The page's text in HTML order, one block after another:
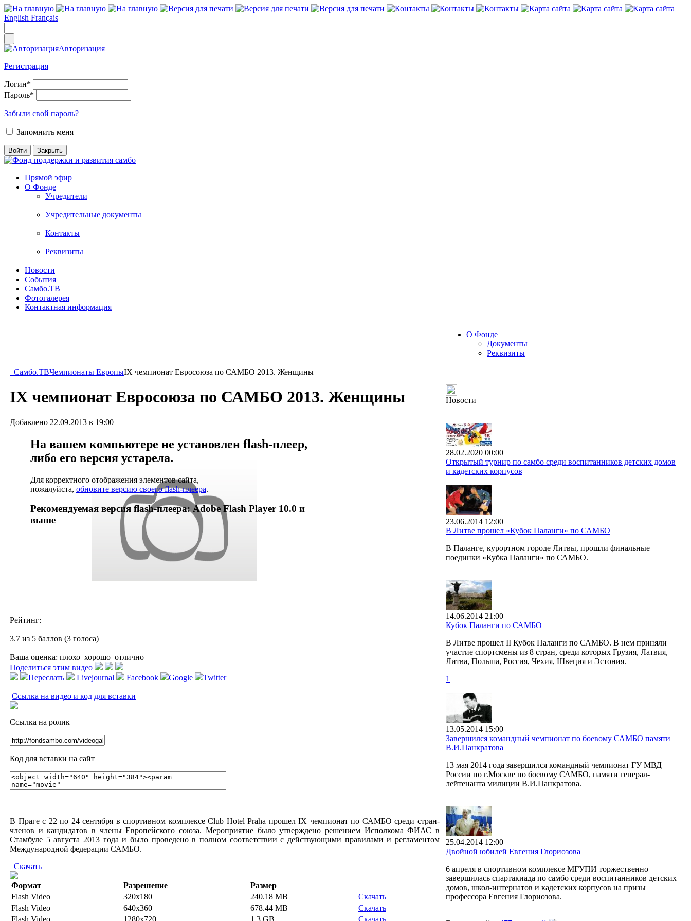
English Français
Авторизация
Регистрация
Логин*
Пароль*
Забыли свой пароль?
Запомнить меня
Прямой эфир
О Фонде
Учредители
Учредительные документы
Контакты
Реквизиты
Новости
События
Самбо.ТВ
Фотогалерея
Контактная информация
Самбо.ТВЧемпионаты ЕвропыIX чемпионат Евросоюза по САМБО 2013. Женщины
IX чемпионат Евросоюза по САМБО 2013. Женщины
Добавлено 22.09.2013 в 19:00
На вашем компьютере не установлен flash-плеер,
либо его версия устарела.
Для корректного отображения элементов сайта,
пожалуйста, обновите версию своего flash-плеера.
Рекомендуемая версия flash-плеера: Adobe Flash Player 10.0 и
выше
Рейтинг:
3.7 из 5 баллов (3 голоса)
Ваша оценка: плохо хорошо отлично
Поделиться этим видео
Переслать
Livejournal Facebook Google Twitter
Ссылка на видео и код для вставки
Ссылка на ролик
Код для вставки на сайт
В Праге с 22 по 24 сентября в спортивном комплексе Club Hotel Praha прошел IX чемпионат по САМБО среди стран-
членов и кандидатов в члены Европейского союза. Мероприятие было утверждено решением Исполкома ФИАС в
Стамбуле 5 августа 2013 года и было проведено в полном соответствии с действующими правилами и регламентом
Международной федерации САМБО.
Скачать
Формат Разрешение
Размер
Flash Video
320x180 240.18 MB
Скачать
Flash Video
640x360 678.44 MB
Скачать
Flash Video
1280x720 1.3 GB Скачать
О Фонде
Документы
Реквизиты
Новости
28.02.2020 00:00
Открытый турнир по самбо среди воспитанников детских домов
и кадетских корпусов
23.06.2014 12:00
В Литве прошел «Кубок Паланги» по САМБО
В Паланге, курортном городе Литвы, прошли финальные
поединки «Кубка Паланги» по САМБО.
14.06.2014 21:00
Кубок Паланги по САМБО
В Литве прошел II Кубок Паланги по САМБО. В нем приняли
участие спортсмены из 8 стран, среди которых Грузия, Латвия,
Литва, Польша, Россия, Чехия, Швеция и Эстония.
1
13.05.2014 15:00
Завершился командный чемпионат по боевому САМБО памяти
В.И.Панкратова
13 мая 2014 года завершился командный чемпионат ГУ МВД
России по г.Москве по боевому САМБО, памяти генерал-
лейтенанта милиции В.И.Панкратова.
25.04.2014 12:00
Двойной юбилей Евгения Глориозова
6 апреля в спортивном комплексе МГУПИ торжественно
завершилась спартакиада по самбо среди воспитанников детских
домов, школ-интернатов и кадетских корпусов на призы
профессора Евгения Глориозова.